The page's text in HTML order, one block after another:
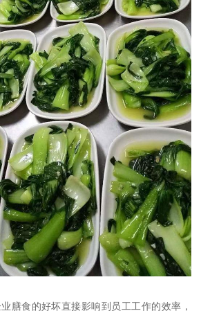
膳食的好坏直接影响到员工工作的效率，